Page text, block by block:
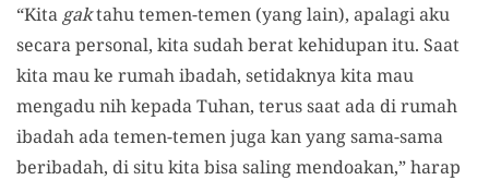
“Kita gaktahu temen-temen (yang lain), apalagi aku
secara personal, kita sudah berat kehidupan itu. Saat
kita mau ke rumah ibadah, setidaknya kita mau
mengadu nih kepada Tuhan, terus saat ada di rumah
ibadah ada temen-temen juga kan yang sama-sama
beribadah, di situ kita bisa saling mendoakan,” harap